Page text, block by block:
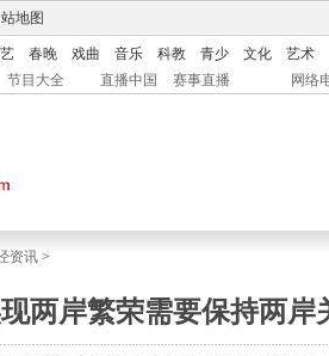
地图
春晚 戏曲 音乐 科教 青少 文化
艺术
节目大全 直播中国 赛事直播 网络
资讯 >
两岸繁荣需要保持两岸